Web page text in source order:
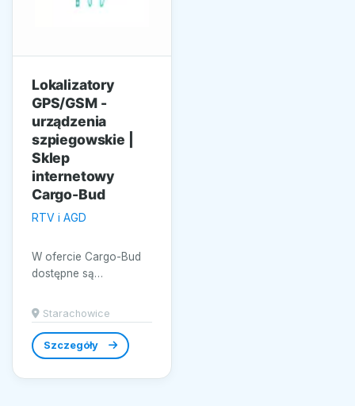
Lokalizatory
GPS/GSM -
urządzenia
szpiegowskie |
Sklep
internetowy
Cargo-Bud
RTV i AGD
W ofercie Cargo-Bud
dostępne są
lokalizacyjne oraz
sprzęt rejestrujący,...
Starachowice
Szczegóły